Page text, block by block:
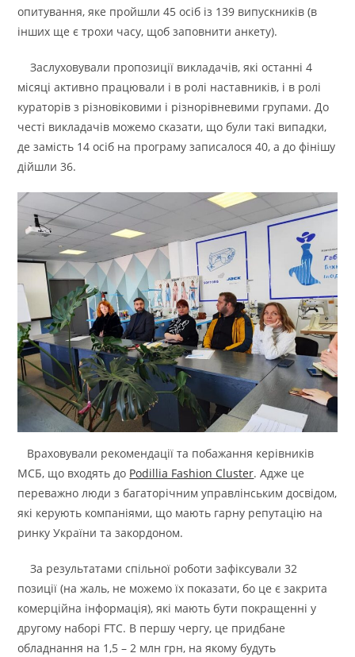
опитування, яке пройшли 45 осіб із 139 випускників (в
інших ще є трохи часу, щоб заповнити анкету).
Заслуховували пропозиції викладачів, які останні 4
місяці активно працювали і в ролі наставників, і в ролі
кураторів з різновіковими і різнорівневими групами. До
честі викладачів можемо сказати, що були такі випадки,
де замість 14 осіб на програму записалося 40, а до фінішу
дійшли 36.
Враховували рекомендації та побажання керівників
МСБ, що входять до Podillia Fashion Cluster. Адже це
переважно люди з багаторічним управлінським досвідом,
які керують компаніями, що мають гарну репутацію на
ринку України та закордоном.
За результатами спільної роботи зафіксували 32
позиції (на жаль, не можемо їх показати, бо це є закрита
комерційна інформація), які мають бути покращенні у
другому наборі FTC. В першу чергу, це придбане
обладнання на 1,5 – 2 млн грн, на якому будуть